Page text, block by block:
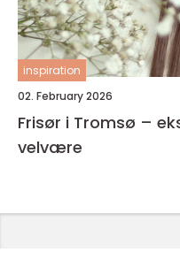
inspiration
02. February 2026
Frisør i Tromsø –
velvære